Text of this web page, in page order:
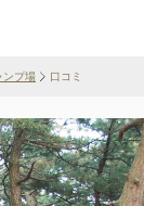
ンプ場 口コミ